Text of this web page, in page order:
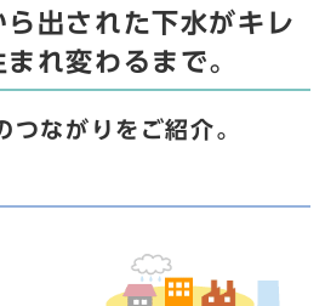
出された下水がキレ
れ変わるまで。
つながりをご紹介。